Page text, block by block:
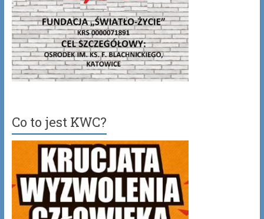
Co to jest KWC?